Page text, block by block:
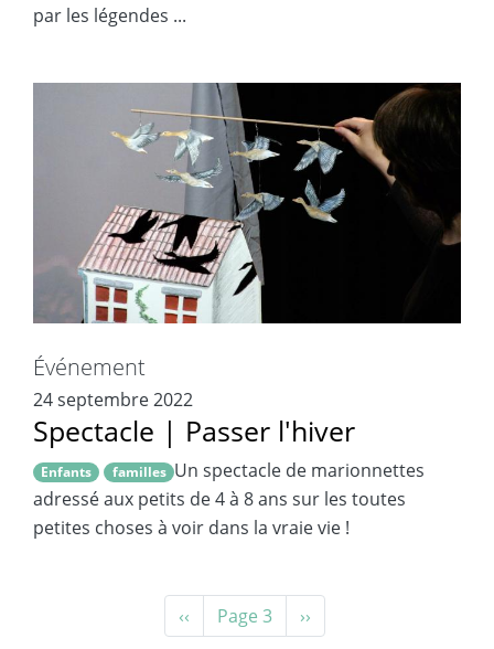
par les légendes ...
Événement
24 septembre 2022
Spectacle | Passer l'hiver
Enfants familles Un spectacle de marionnettes
adressé aux petits de 4 à 8 ans sur les toutes
petites choses à voir dans la vraie vie !
Page
précédente
‹‹ Page 3
Page
suivante
››